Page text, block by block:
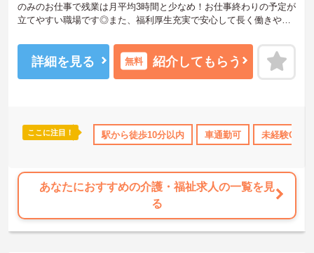
産休･育休･介護休暇取得実績あり 社会保険完備 交通費支給
のみのお仕事で残業は月平均3時間と少なめ！お仕事終わりの予定が
立てやすい職場です◎また、福利厚生充実で安心して長く働きやす
すので、お気軽にご相談ください！
詳細を見る 無料 紹介してもらう
ここに注目！ 駅から徒歩10分以内 車通勤可 未経験OK
あなたにおすすめの介護・福祉求人の一覧を見
る